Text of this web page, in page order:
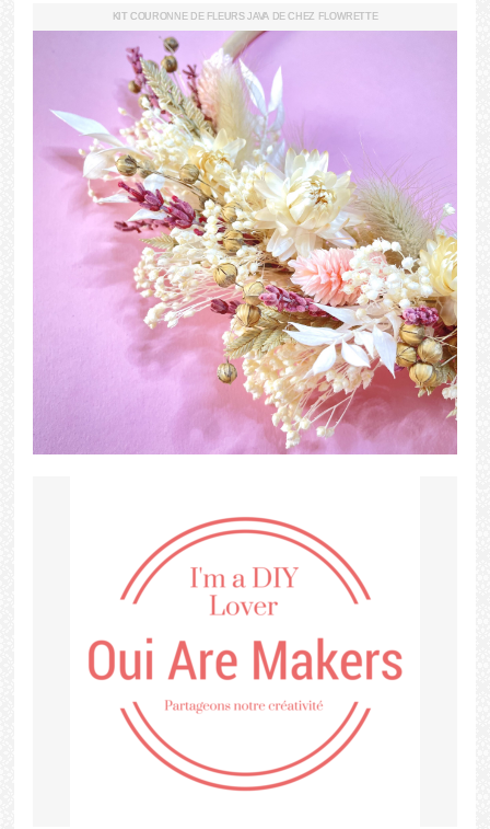
KIT COURONNE DE FLEURS JAVA DE CHEZ FLOWRETTE